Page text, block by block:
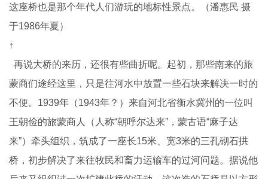
这座桥也是那个年代人们游玩的地标性景点。（潘惠民 摄
于1986年夏）
↑
再说大桥的来历，还很有些曲折呢。起初，那些南来的旅
蒙商们途经这里，只是往河水中放置一些石块来解决一时的
不便。1939年（1943年？）来自河北省衡水冀州的一位叫
王朝俭的旅蒙商人（人称“朝呼尔达来”，蒙古语“麻子达
来”）牵头组织，筑成了一座长15米、宽3米的三孔砌石拱
桥，初步解决了来往牧民和畜力运输车的过河问题。据说他